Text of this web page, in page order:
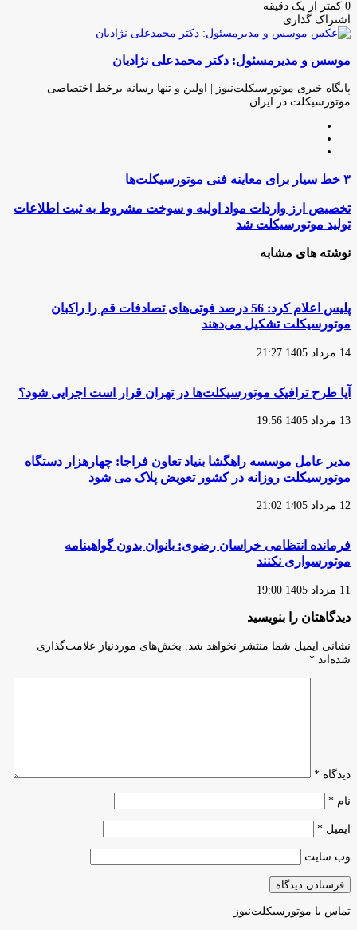
0 کمتر از یک دقیقه
اشتراک گذاری
فیس
توئیتر
لینکدین
واتس
تلگرام
اشتراک
از
ایمیل
چاپ
موسس و مدیرمسئول: دکتر محمدعلی نژادیان
پایگاه خبری موتورسیکلت‌نیوز | اولین و تنها رسانه برخط اختصاصی
موتورسیکلت در ایران
۳
سیار
برای
معاینه
موتورسیکلت‌ها
۳ خط سیار برای معاینه فنی موتورسیکلت‌ها
تخصیص
ارز
واردات
مواد
اولیه
مشروط
به
ثبت
تولید
شد
تخصیص ارز واردات مواد اولیه و سوخت مشروط به ثبت اطلاعات
تولید موتورسیکلت شد
نوشته های مشابه
پلیس اعلام کرد: 56 درصد فوتی‌های تصادفات قم را راکبان
موتورسیکلت تشکیل می‌دهند
14 مرداد 1405 21:27
آیا طرح ترافیک موتورسیکلت‌ها در تهران قرار است اجرایی شود؟
13 مرداد 1405 19:56
مدیر عامل موسسه راهگشا بنیاد تعاون فراجا: چهارهزار دستگاه
موتورسیکلت روزانه در کشور تعویض پلاک می شود
12 مرداد 1405 21:02
فرمانده انتظامی خراسان رضوی: بانوان بدون گواهینامه
موتورسواری نکنند
11 مرداد 1405 19:00
دیدگاهتان را بنویسید
نشانی ایمیل شما منتشر نخواهد شد.
بخش‌های موردنیاز علامت‌گذاری
شده‌اند *
دیدگاه *
نام *
ایمیل *
وب‌ سایت
تماس با موتورسیکلت‌نیوز